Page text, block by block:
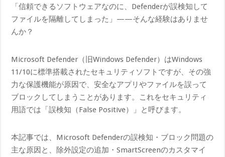
「信頼できるソフトウェアなのに、Defenderが誤検知して
ファイルを隔離してしまった」——そんな経験はありませ
んか？
Microsoft Defender（旧Windows Defender）はWindows
11/10に標準搭載されたセキュリティソフトですが、その強
力な保護機能が原因で、安全なアプリやファイルを誤って
ブロックしてしまうことがあります。これをセキュリティ
用語では「誤検知（False Positive）」と呼びます。
本記事では、Microsoft Defenderの誤検知・ブロック問題の
主な原因と、除外設定の追加・SmartScreenのカスタマイ